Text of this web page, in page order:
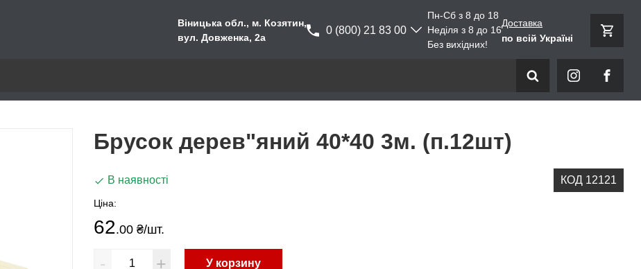
Віницька обл., м. Козятин,
вул. Довженка, 2а
0 (800) 21 83 00
Пн-Сб з 8 до 18
Неділя з 8 до 16
Без вихідних!
Доставка
по всій Україні
Брусок дерев"яний 40*40 3м. (п.12шт)
В наявності КОД 12121
Ціна:
62.00 ₴/шт.
- + У корзину